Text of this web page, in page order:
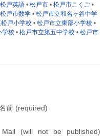
戸英語 • 松戸市 • 松戸市こくご •
松戸市数学 • 松戸市立和名ヶ谷中学
戸小学校 • 松戸市立東部小学校 •
学校 • 松戸市立第五中学校 • 松戸市
前 (required)
Mail (will not be published)